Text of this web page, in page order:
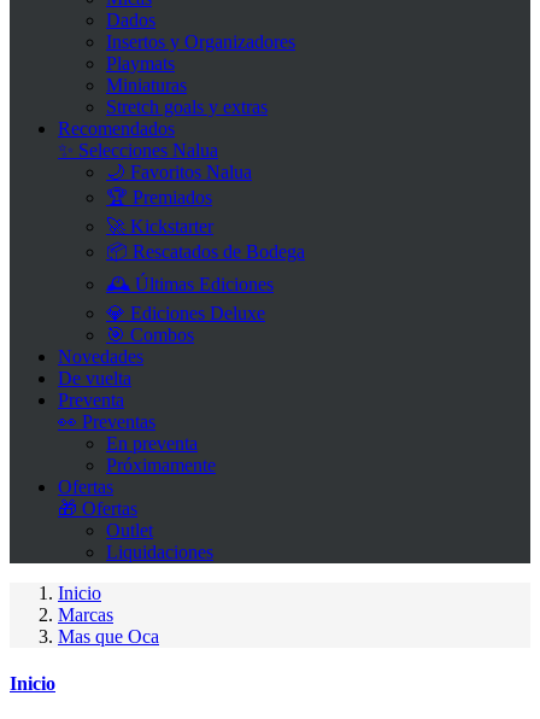
Dados
Insertos y Organizadores
Playmats
Miniaturas
Stretch goals y extras
Recomendados
✨ Selecciones Nalua
🌙 Favoritos Nalua
🏆 Premiados
🚀 Kickstarter
📦 Rescatados de Bodega
🕰 Últimas Ediciones
💎 Ediciones Deluxe
🎯 Combos
Novedades
De vuelta
Preventa
👀 Preventas
En preventa
Próximamente
Ofertas
🎁 Ofertas
Outlet
Liquidaciones
Inicio
Marcas
Mas que Oca
Inicio